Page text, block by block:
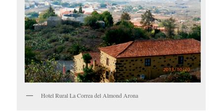
Hotel Rural La Correa del Almond Arona